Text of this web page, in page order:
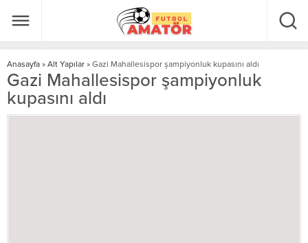
Anasayfa » Alt Yapılar » Gazi Mahallesispor şampiyonluk kupasını aldı
Gazi Mahallesispor şampiyonluk
kupasını aldı